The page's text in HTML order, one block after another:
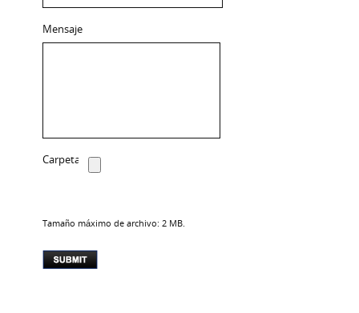
Mensaje
Carpeta
Tamaño máximo de archivo: 2 MB.